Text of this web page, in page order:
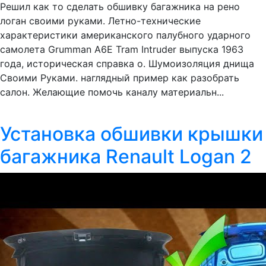
Решил как то сделать обшивку багажника на рено
логан своими руками. Летно-технические
характеристики американского палубного ударного
самолета Grumman A6E Tram Intruder выпуска 1963
года, историческая справка о. Шумоизоляция днища
Своими Руками. наглядный пример как разобрать
салон. Желающие помочь каналу материальн...
Установка обшивки крышки
багажника Renault Logan 2